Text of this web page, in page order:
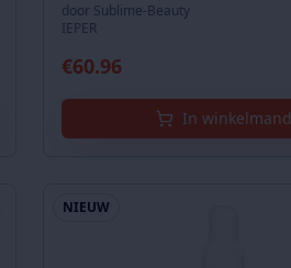
door Sublime-Beauty
IEPER
€60.96
In winkelmand
NIEUW